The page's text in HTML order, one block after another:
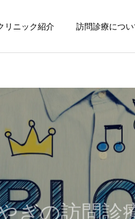
リニック紹介 訪問診療につい
ぎの訪問診